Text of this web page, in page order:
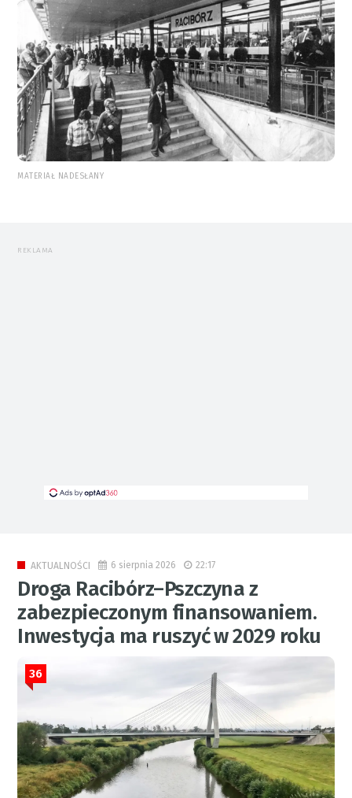
MATERIAŁ NADESŁANY
REKLAMA
AKTUALNOŚCI 6 sierpnia 2026 22:17
Droga Racibórz–Pszczyna z
zabezpieczonym finansowaniem.
Inwestycja ma ruszyć w 2029 roku
36